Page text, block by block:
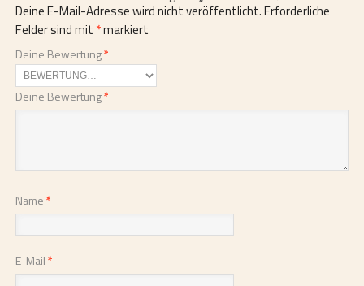
Deine E-Mail-Adresse wird nicht veröffentlicht.Erforderliche
Felder sind mit *markiert
Deine Bewertung*
Deine Bewertung*
Name*
E-Mail*